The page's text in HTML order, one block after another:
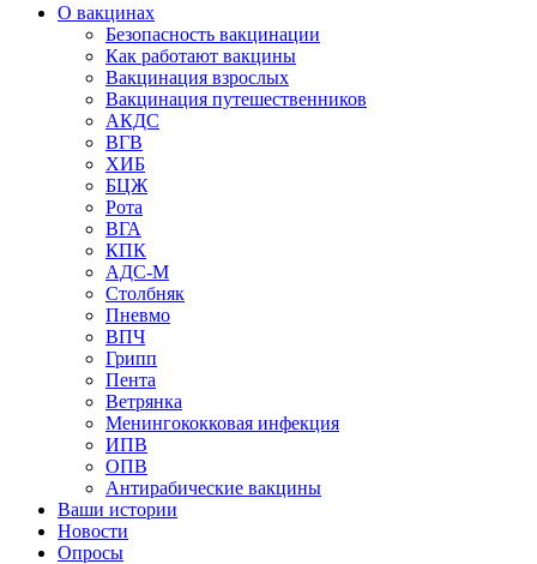
О вакцинах
Безопасность вакцинации
Как работают вакцины
Вакцинация взрослых
Вакцинация путешественников
АКДС
ВГВ
ХИБ
БЦЖ
Рота
ВГА
КПК
АДС-М
Столбняк
Пневмо
ВПЧ
Грипп
Пента
Ветрянка
Менингококковая инфекция
ИПВ
ОПВ
Антирабические вакцины
Ваши истории
Новости
Опросы